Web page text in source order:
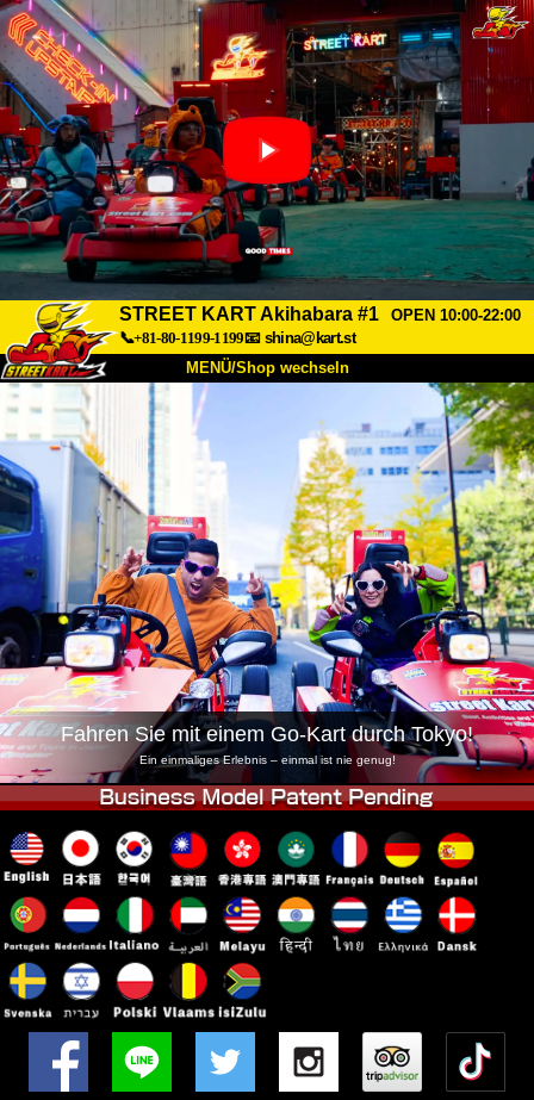
STREET KART Akihabara #1
OPEN 10:00-22:00
📞+81-80-1199-1199📧 shina@kart.st
MENÜ/Shop wechseln
Über uns Spezifikationen Preise
Anfahrt Bewertungen FAQ
Unternehmen Buchung
Shop wechseln
Tokio Shinagawa Tokio Akihabara#1
Tokio Akihabara#2 Tokio Shibuya
Tokio Shibuya Annex Tokio Bucht
Tokio Asakusa Osaka
Okinawa
Fahren Sie mit einem Go-Kart durch Tokyo!
Ein einmaliges Erlebnis – einmal ist nie genug!